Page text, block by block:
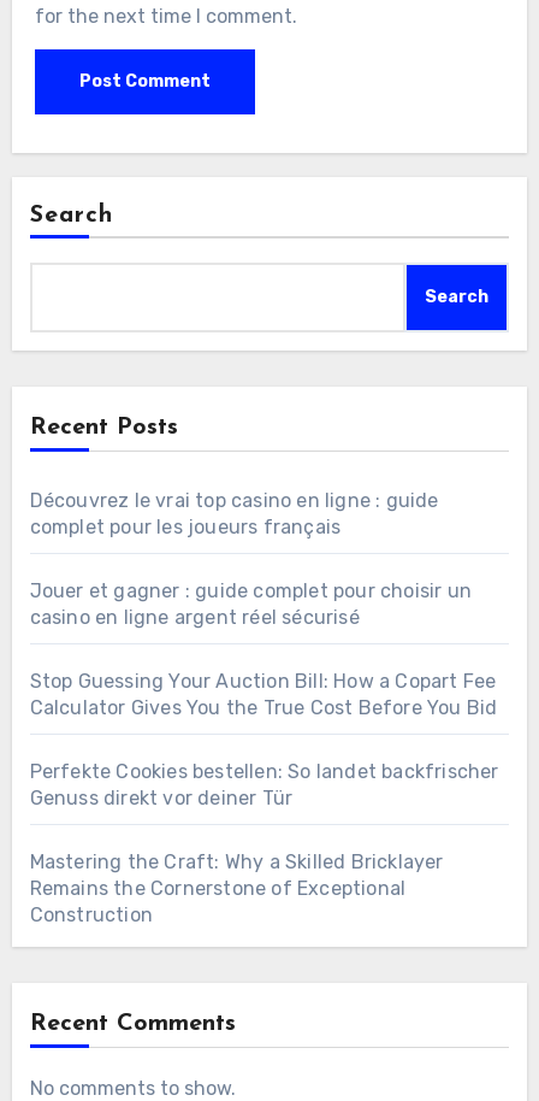
for the next time I comment.
Search
Search
Recent Posts
Découvrez le vrai top casino en ligne : guide
complet pour les joueurs français
Jouer et gagner : guide complet pour choisir un
casino en ligne argent réel sécurisé
Stop Guessing Your Auction Bill: How a Copart Fee
Calculator Gives You the True Cost Before You Bid
Perfekte Cookies bestellen: So landet backfrischer
Genuss direkt vor deiner Tür
Mastering the Craft: Why a Skilled Bricklayer
Remains the Cornerstone of Exceptional
Construction
Recent Comments
No comments to show.